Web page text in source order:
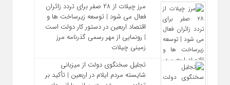
مرز چیلات از ۲۸ صفر برای تردد زائران
فعال می‌ شود | توسعه زیرساخت‌ ها و
اقتصاد اربعین در دستور کار دولت است
| رونمایی از مهر رسمی گذرنامه مرز
زمینی چیلات
تجلیل سخنگوی دولت از میزبانی
شایسته مردم ایلام در اربعین | تأکید بر